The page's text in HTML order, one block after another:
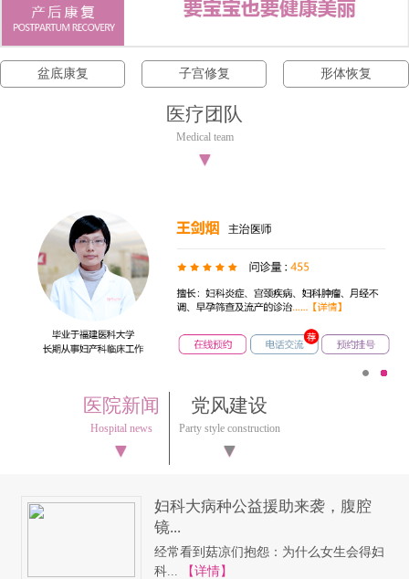
盆底康复 子宫修复 形体恢复
医疗团队
Medical team
▼
医院新闻
Hospital news
▼
党风建设
Party style construction
▼
妇科大病种公益援助来袭，腹腔
镜...
经常看到菇凉们抱怨：为什么女生会得妇
科...
【详情】